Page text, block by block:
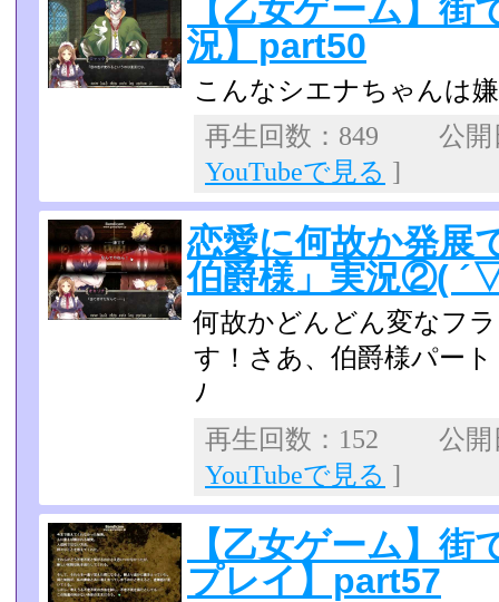
【乙女ゲーム】街
況】part50
こんなシエナちゃんは
再生回数：849 公
YouTubeで見る ]
恋愛に何故か発展
伯爵様」実況②(
何故かどんどん変なフ
す！さあ、伯爵様パー
ﾉ
再生回数：152 公
YouTubeで見る ]
【乙女ゲーム】街
プレイ】part57